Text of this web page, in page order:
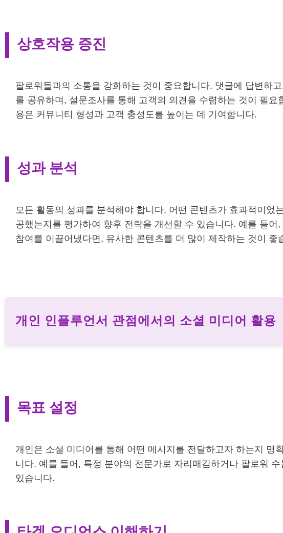
상호작용 증진
팔로워들과의 소통을 강화하는 것이 중요합니다. 댓글에 답변하
를 공유하며, 설문조사를 통해 고객의 의견을 수렴하는 것이 필요
용은 커뮤니티 형성과 고객 충성도를 높이는 데 기여합니다.
성과 분석
모든 활동의 성과를 분석해야 합니다. 어떤 콘텐츠가 효과적이었
공했는지를 평가하여 향후 전략을 개선할 수 있습니다. 예를 들어
참여를 이끌어냈다면, 유사한 콘텐츠를 더 많이 제작하는 것이 좋
개인 인플루언서 관점에서의 소셜 미디어 활용
목표 설정
개인은 소셜 미디어를 통해 어떤 메시지를 전달하고자 하는지 명
니다. 예를 들어, 특정 분야의 전문가로 자리매김하거나 팔로워
있습니다.